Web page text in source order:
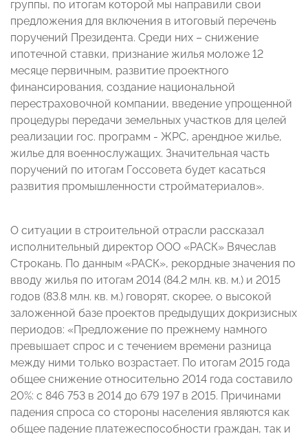
группы, по итогам которой мы направили свои
предложения для включения в итоговый перечень
поручений Президента. Среди них – снижение
ипотечной ставки, признание жилья моложе 12
месяце первичным, развитие проектного
финансирования, создание национальной
перестраховочной компании, введение упрощенной
процедуры передачи земельных участков для целей
реализации гос. программ - ЖРС, арендное жилье,
жилье для военнослужащих. Значительная часть
поручений по итогам Госсовета будет касаться
развития промышленности стройматериалов».
О ситуации в строительной отрасли рассказал
исполнительный директор ООО «РАСК» Вячеслав
Строкань. По данным «РАСК», рекордные значения по
вводу жилья по итогам 2014 (84.2 млн. кв. м.) и 2015
годов (83.8 млн. кв. м.) говорят, скорее, о высокой
заложенной базе проектов предыдущих докризисных
периодов: «Предложение по прежнему намного
превышает спрос и с течением времени разница
между ними только возрастает. По итогам 2015 года
общее снижение относительно 2014 года составило
20%: с 846 753 в 2014 до 679 197 в 2015. Причинами
падения спроса со стороны населения являются как
общее падение платежеспособности граждан, так и